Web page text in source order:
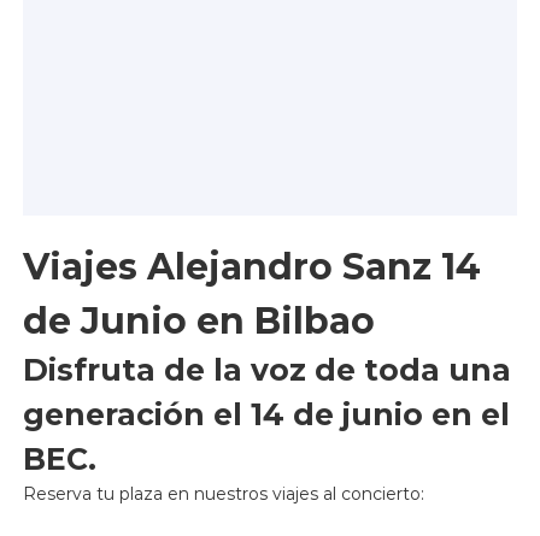
Viajes Alejandro Sanz 14
de Junio en Bilbao
Disfruta de la voz de toda una
generación el 14 de junio en el
BEC.
Reserva tu plaza en nuestros viajes al concierto: